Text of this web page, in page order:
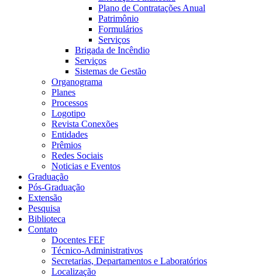
Plano de Contratações Anual
Patrimônio
Formulários
Serviços
Brigada de Incêndio
Serviços
Sistemas de Gestão
Organograma
Planes
Processos
Logotipo
Revista Conexões
Entidades
Prêmios
Redes Sociais
Noticias e Eventos
Graduação
Pós-Graduação
Extensão
Pesquisa
Biblioteca
Contato
Docentes FEF
Técnico-Administrativos
Secretarias, Departamentos e Laboratórios
Localização